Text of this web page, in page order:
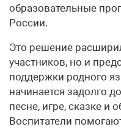
образовательные
России.
Это решение
участников, но и
поддержки родного
начинается задолго
песне, игре, сказке
Воспитатели